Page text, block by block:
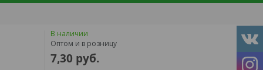
В наличии
Оптом и в розницу
7,30 руб.